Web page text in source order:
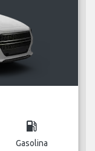
local_gas_station
Gasolina